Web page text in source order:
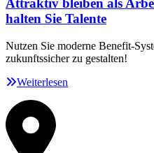
Attraktiv bleiben als
halten Sie Talente
Nutzen Sie moderne Benefit-
zukunftssicher zu gestalten!
Weiterlesen